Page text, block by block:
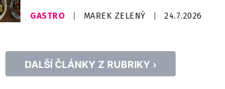
stylové iWatch Series 11 nebo každý
koupit produkt Rio Mare, zaregistrovat
jste ve […]
GASTRO MAREK ZELENÝ 24.7.2026
DALŠÍ ČLÁNKY Z RUBRIKY ›